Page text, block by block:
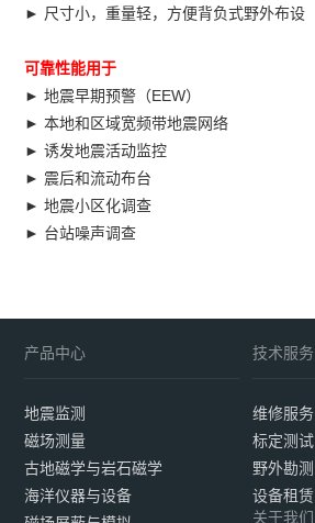
► 尺寸小，重量轻，方便背负式野外布设
可靠性能用于
► 地震早期预警（EEW）
► 本地和区域宽频带地震网络
► 诱发地震活动监控
► 震后和流动布台
► 地震小区化调查
► 台站噪声调查
产品中心
地震监测
磁场测量
古地磁学与岩石磁学
海洋仪器与设备
技术服务
维修服务
标定测试
野外勘测
设备租赁
关于我们